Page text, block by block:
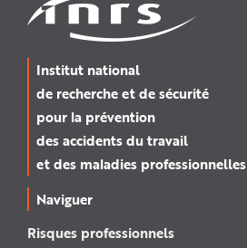
Institut national
de recherche et de sécurité
pour la prévention
des accidents du travail
et des maladies professionnelles
Naviguer
Risques professionnels